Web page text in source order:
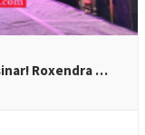
Roxendra …